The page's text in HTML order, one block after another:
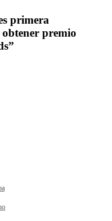
primera
premio